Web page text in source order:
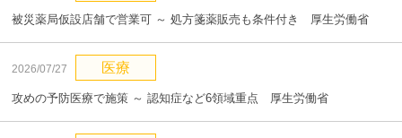
被災薬局仮設店舗で営業可 ～ 処方箋薬販売も条件付き 厚生労働省
2026/07/27 医療
攻めの予防医療で施策 ～ 認知症など6領域重点 厚生労働省